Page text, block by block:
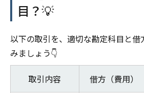
目？💡
以下の取引を、適切な勘定科目と借
みましょう👇
取引内容 借方（費用）